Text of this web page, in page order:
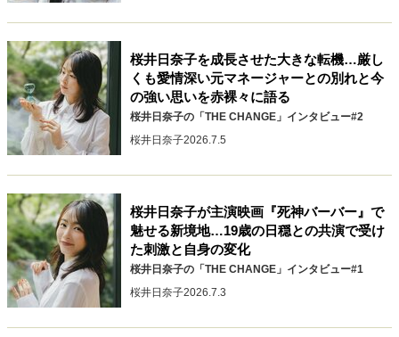
マインドセット
重圧との向き合い方 一流のルーティン
忘れられない言葉
10代・20代の土台
40代からの景色 50代のリアル
美しさの哲学
パートナーとの歩み方
親になるということ
病が教えてくれたこと
移住という選択
熱狂できるもの
私を彩るエッセンス
70代のグランドデザイン
桜井日奈子を成長させた大きな転機…厳し
くも愛情深い元マネージャーとの別れと今
の強い思いを赤裸々に語る
桜井日奈子の「THE CHANGE」インタビュー#2
桜井日奈子2026.7.5
桜井日奈子が主演映画『死神バーバー』で
魅せる新境地…19歳の日穏との共演で受け
た刺激と自身の変化
桜井日奈子の「THE CHANGE」インタビュー#1
桜井日奈子2026.7.3